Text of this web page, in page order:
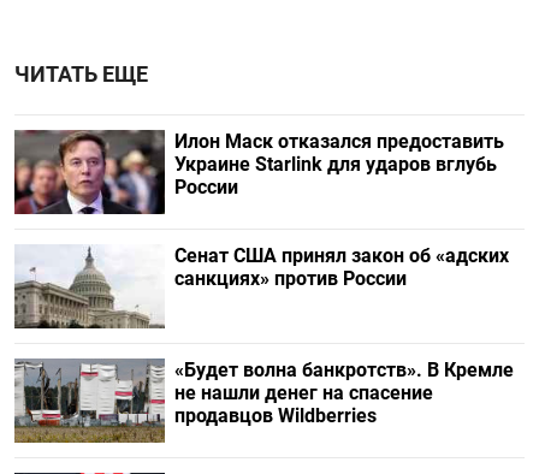
ЧИТАТЬ ЕЩЕ
Илон Маск отказался предоставить
Украине Starlink для ударов вглубь
России
Сенат США принял закон об «адских
санкциях» против России
«Будет волна банкротств». В Кремле
не нашли денег на спасение
продавцов Wildberries